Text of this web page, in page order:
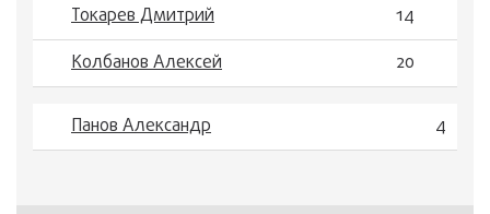
Токарев Дмитрий
14
Колбанов Алексей
20
Панов Александр 4